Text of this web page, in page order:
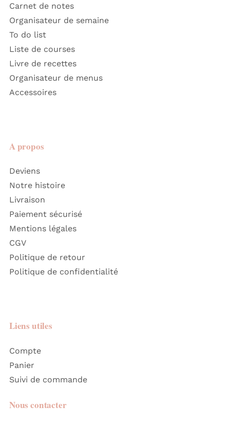
Carnet de notes
Organisateur de semaine
To do list
Liste de courses
Livre de recettes
Organisateur de menus
Accessoires
A propos
Deviens
Notre histoire
Livraison
Paiement sécurisé
Mentions légales
CGV
Politique de retour
Politique de confidentialité
Liens utiles
Compte
Panier
Suivi de commande
Nous contacter